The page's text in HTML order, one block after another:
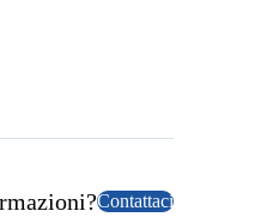
Contattaci